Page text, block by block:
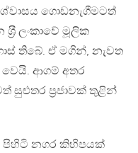
ගොඩනැගීමටත්
ලංකාවේ මූලික
තිබේ. ඒ මගින්, නැවත
ආගම් අතර
සුළුතර ප‍්‍රජාවක් තුළින්
නගර කිහිපයක්